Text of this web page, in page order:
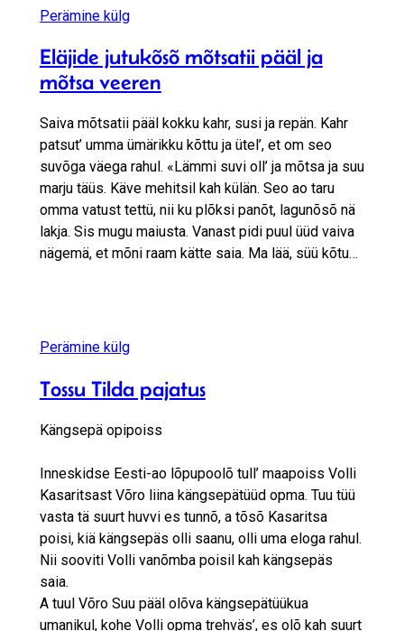
Perämine külg
Eläjide jutukõsõ mõtsatii pääl ja
mõtsa veeren
Saiva mõtsatii pääl kokku kahr, susi ja repän. Kahr
patsut’ umma ümärikku kõttu ja ütel’, et om seo
suvõga väega rahul. «Lämmi suvi oll’ ja mõtsa ja suu
marju täüs. Käve mehitsil kah külän. Seo ao taru
omma vatust tettü, nii ku plõksi panõt, lagunõsõ nä
lakja. Sis mugu maiusta. Vanast pidi puul üüd vaiva
nägemä, et mõni raam kätte saia. Ma lää, süü kõtu…
Perämine külg
Tossu Tilda pajatus
Kängsepä opipoiss
Inneskidse Eesti-ao lõpupoolõ tull’ maapoiss Volli
Kasaritsast Võro liina kängsepätüüd opma. Tuu tüü
vasta tä suurt huvvi es tunnõ, a tõsõ Kasaritsa
poisi, kiä kängsepäs olli saanu, olli uma eloga rahul.
Nii sooviti Volli vanõmba poisil kah kängsepäs
saia.
A tuul Võro Suu pääl olõva kängsepätüükua
umanikul, kohe Volli opma trehväs’, es olõ kah suurt